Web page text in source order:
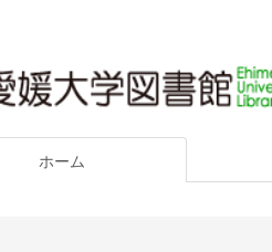
ホーム